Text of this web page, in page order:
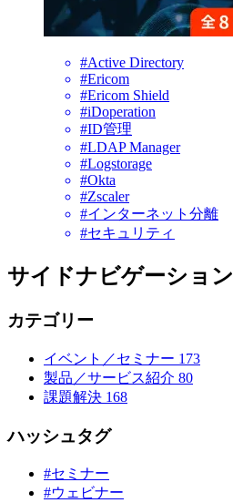
#Active Directory
#Ericom
#Ericom Shield
#iDoperation
#ID管理
#LDAP Manager
#Logstorage
#Okta
#Zscaler
#インターネット分離
#セキュリティ
サイドナビゲーション
カテゴリー
イベント／セミナー 173
製品／サービス紹介 80
課題解決 168
ハッシュタグ
#セミナー
#ウェビナー